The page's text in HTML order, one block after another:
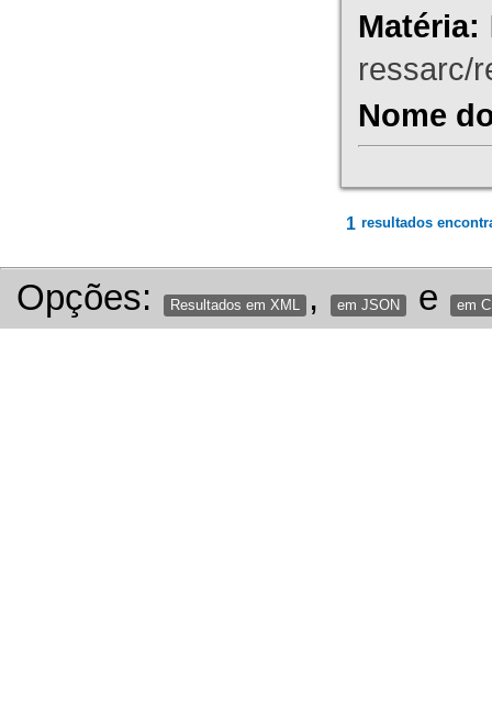
Matéria:
ressarc/
Nome
1 resultados
Opções: Resultados em XML , em JSON e em